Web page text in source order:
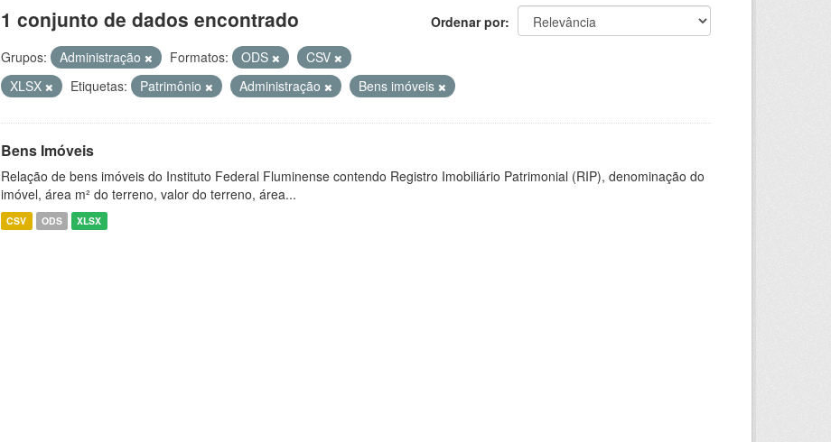
Ordenar por
1 conjunto de dados encontrado
Grupos: Administração Formatos: ODS
CSV
XLSX
Etiquetas: Patrimônio Administração Bens imóveis
Bens Imóveis
Relação de bens imóveis do Instituto Federal Fluminense contendo Registro Imobiliário Patrimonial (RIP), denominação do
imóvel, área m² do terreno, valor do terreno, área...
CSV ODS XLSX